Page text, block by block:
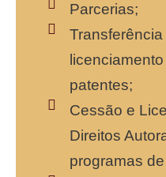
Parcerias;
patentes;
Cessão e
Direitos
programas